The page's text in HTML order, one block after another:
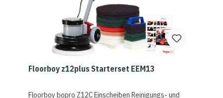
Floorboy z12plus Starterset EEM13
Floorboy bopro Z12C Einscheiben Reinigungs- und